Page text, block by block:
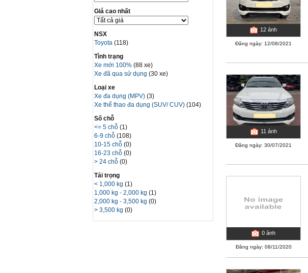
Giá cao nhất
NSX
Toyota(118)
Tình trạng
Xe mới 100% (88 xe)
Xe đã qua sử dụng (30 xe)
Loại xe
Xe đa dụng (MPV)(3)
Xe thể thao đa dụng (SUV/ CUV)(104)
Số chỗ
<= 5 chỗ(1)
6-9 chỗ(108)
10-15 chỗ(0)
16-23 chỗ(0)
> 24 chỗ(0)
Tải trọng
< 1,000 kg(1)
1,000 kg - 2,000 kg(1)
2,000 kg - 3,500 kg(0)
> 3,500 kg(0)
12 ảnh
Đăng ngày: 12/08/2021
11ảnh
Đăng ngày: 30/07/2021
0 ảnh
Đăng ngày: 08/11/2020